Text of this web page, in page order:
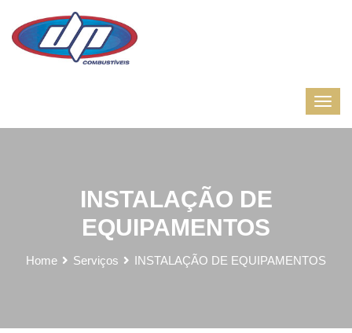
INSTALAÇÃO DE
EQUIPAMENTOS
Home Serviços INSTALAÇÃO DE EQUIPAMENTOS